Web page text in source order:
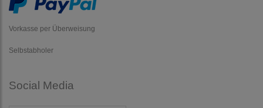
Vorkasse per Überweisung
Selbstabholer
Social Media